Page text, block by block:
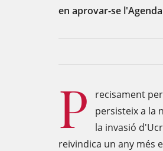
en aprovar-se
P
recisament
persisteix a la
la invasió
reivindica un any més